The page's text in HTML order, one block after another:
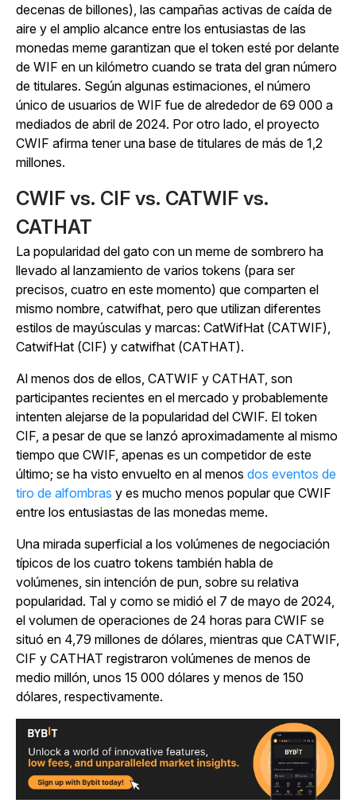
decenas de billones), las campañas activas de caída de
aire y el amplio alcance entre los entusiastas de las
monedas meme garantizan que el token esté por delante
de WIF en un kilómetro cuando se trata del gran número
de titulares. Según algunas estimaciones, el número
único de usuarios de WIF fue de alrededor de 69 000 a
mediados de abril de 2024. Por otro lado, el proyecto
CWIF afirma tener una base de titulares de más de 1,2
millones.
CWIF vs. CIF vs. CATWIF vs.
CATHAT
La popularidad del gato con un meme de sombrero ha
llevado al lanzamiento de varios tokens (para ser
precisos, cuatro en este momento) que comparten el
mismo nombre, catwifhat, pero que utilizan diferentes
estilos de mayúsculas y marcas: CatWifHat (CATWIF),
CatwifHat (CIF) y catwifhat (CATHAT).
Al menos dos de ellos, CATWIF y CATHAT, son
participantes recientes en el mercado y probablemente
intenten alejarse de la popularidad del CWIF. El token
CIF, a pesar de que se lanzó aproximadamente al mismo
tiempo que CWIF, apenas es un competidor de este
último; se ha visto envuelto en al menos dos eventos de
tiro de alfombras y es mucho menos popular que CWIF
entre los entusiastas de las monedas meme.
Una mirada superficial a los volúmenes de negociación
típicos de los cuatro tokens también habla de
volúmenes, sin intención de pun, sobre su relativa
popularidad. Tal y como se midió el 7 de mayo de 2024,
el volumen de operaciones de 24 horas para CWIF se
situó en 4,79 millones de dólares, mientras que CATWIF,
CIF y CATHAT registraron volúmenes de menos de
medio millón, unos 15 000 dólares y menos de 150
dólares, respectivamente.